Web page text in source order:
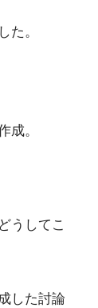
た。
成。
うしてこ
した討論